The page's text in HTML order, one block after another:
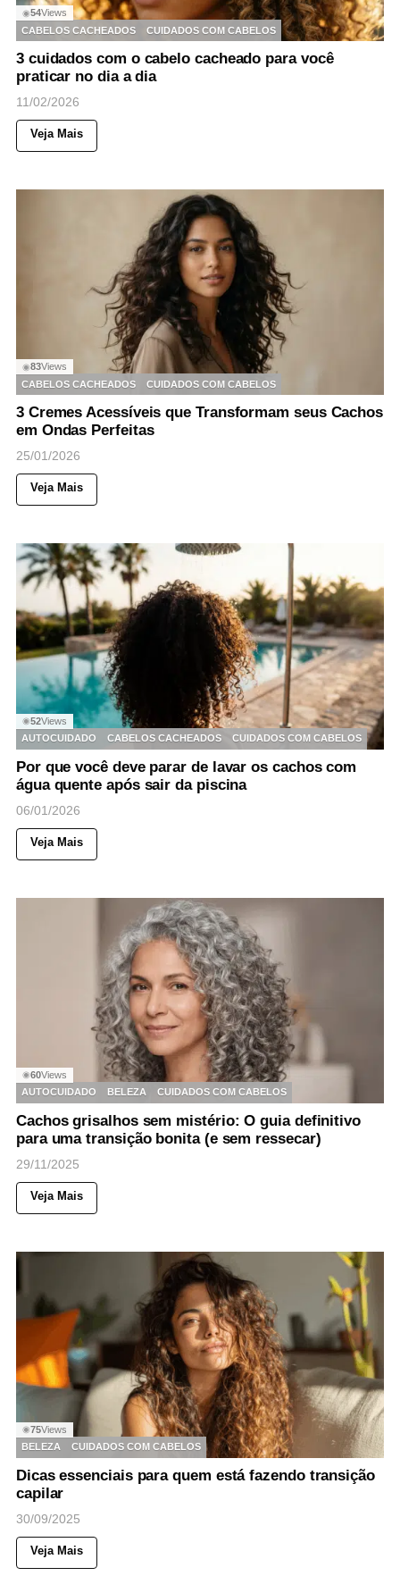
◉54Views
CABELOS CACHEADOS
CUIDADOS COM CABELOS
3 cuidados com o cabelo cacheado para você
praticar no dia a dia
11/02/2026
Veja Mais
◉83Views
CABELOS CACHEADOS
CUIDADOS COM CABELOS
3 Cremes Acessíveis que Transformam seus Cachos
em Ondas Perfeitas
25/01/2026
Veja Mais
◉52Views
AUTOCUIDADO
CABELOS CACHEADOS CUIDADOS COM CABELOS
Por que você deve parar de lavar os cachos com
água quente após sair da piscina
06/01/2026
Veja Mais
◉60Views
AUTOCUIDADO
BELEZA CUIDADOS COM CABELOS
Cachos grisalhos sem mistério: O guia definitivo
para uma transição bonita (e sem ressecar)
29/11/2025
Veja Mais
◉75Views
BELEZA
CUIDADOS COM CABELOS
Dicas essenciais para quem está fazendo transição
capilar
30/09/2025
Veja Mais